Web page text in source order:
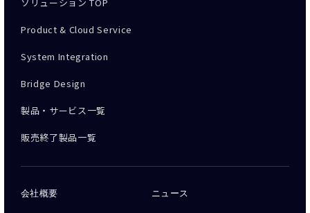
Product & Cloud Service
System Integration
Bridge Design
製品・サービス一覧
販売終了製品一覧
会社概要 ニュース